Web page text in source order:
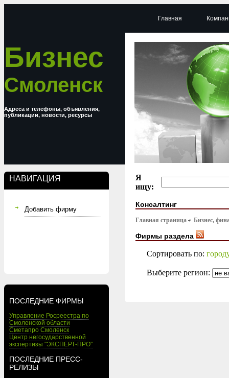
Бизнес
Смоленск
Адреса и телефоны, объявления,
публикации, новости, ресурсы
НАВИГАЦИЯ
Добавить фирму
ПОСЛЕДНИЕ ФИРМЫ
Управление Росреестра по
Смоленской области
Сметапро Смоленск
Центр негосударственной
экспертизы "ЭКСПЕРТ-ПРО"
ПОСЛЕДНИЕ ПРЕСС-
РЕЛИЗЫ
Главная
Я
ищу:
Консалтинг
Главная страница Бизнес,
Фирмы раздела
Сортировать по:
Выберите регион: